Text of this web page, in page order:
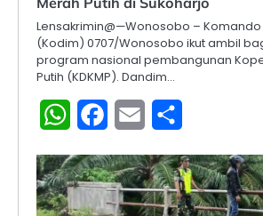
Lensakrimin@—Wonosobo – Komando
(Kodim) 0707/Wonosobo ikut ambil
program nasional pembangunan
Putih (KDKMP). Dandim…
WhatsAppFacebook
Email